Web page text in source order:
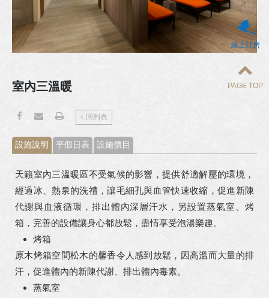
室內三溫暖
回列表
設施說明 平假日表 設施價目
天籟室內三溫暖區不受氣候的影響，提供舒適解壓的環境，
經過冰、熱泉的洗禮，讓毛細孔與血管快速收縮，促進新陳
代謝與血液循環，排出體內深層汗水，另設置蒸氣室、烤
箱，完善的設備讓身心都放鬆，盡情享受泡湯樂趣。
烤箱
原木烤箱空間松木的馨香令人感到放鬆，因高溫而大量的排
汗，促進體內的新陳代謝、排出體內毒素。
蒸氣室
線上訂房
PAGE TOP